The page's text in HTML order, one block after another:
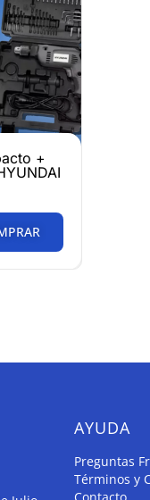
+
AYUDA
Preguntas
Términos y
Contacto